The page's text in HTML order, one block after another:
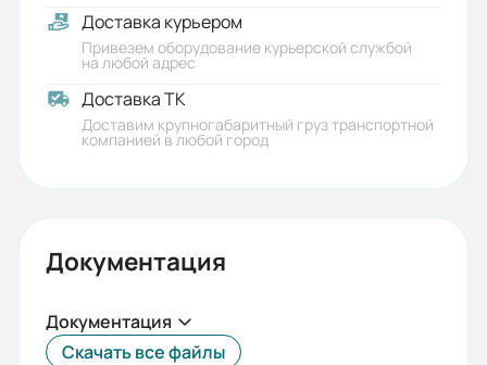
Доставка курьером
Привезем оборудование курьерской службой
на любой адрес
Доставка ТК
Доставим крупногабаритный груз транспортной
компанией в любой город
Документация
Документация
Скачать все файлы